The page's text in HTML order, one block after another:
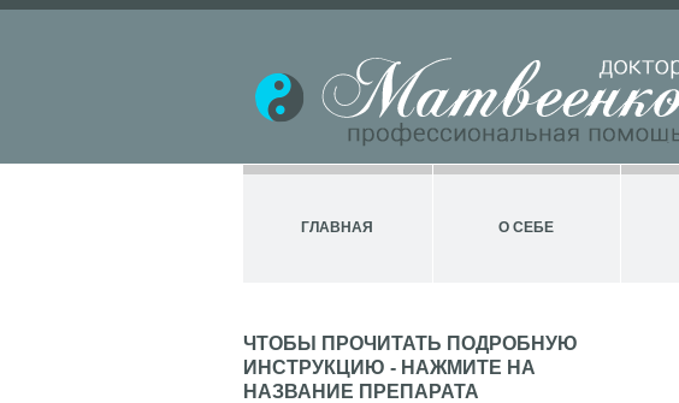
ГЛАВНАЯ О СЕБЕ
ЧТОБЫ ПРОЧИТАТЬ ПОДРОБНУЮ
ИНСТРУКЦИЮ - НАЖМИТЕ НА
НАЗВАНИЕ ПРЕПАРАТА